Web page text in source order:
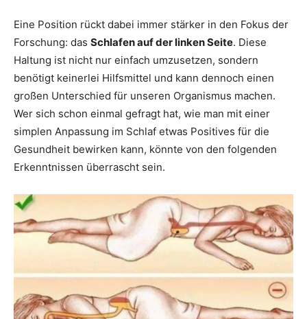
Eine Position rückt dabei immer stärker in den Fokus der
Forschung: das Schlafen auf der linken Seite. Diese
Haltung ist nicht nur einfach umzusetzen, sondern
benötigt keinerlei Hilfsmittel und kann dennoch einen
großen Unterschied für unseren Organismus machen.
Wer sich schon einmal gefragt hat, wie man mit einer
simplen Anpassung im Schlaf etwas Positives für die
Gesundheit bewirken kann, könnte von den folgenden
Erkenntnissen überrascht sein.